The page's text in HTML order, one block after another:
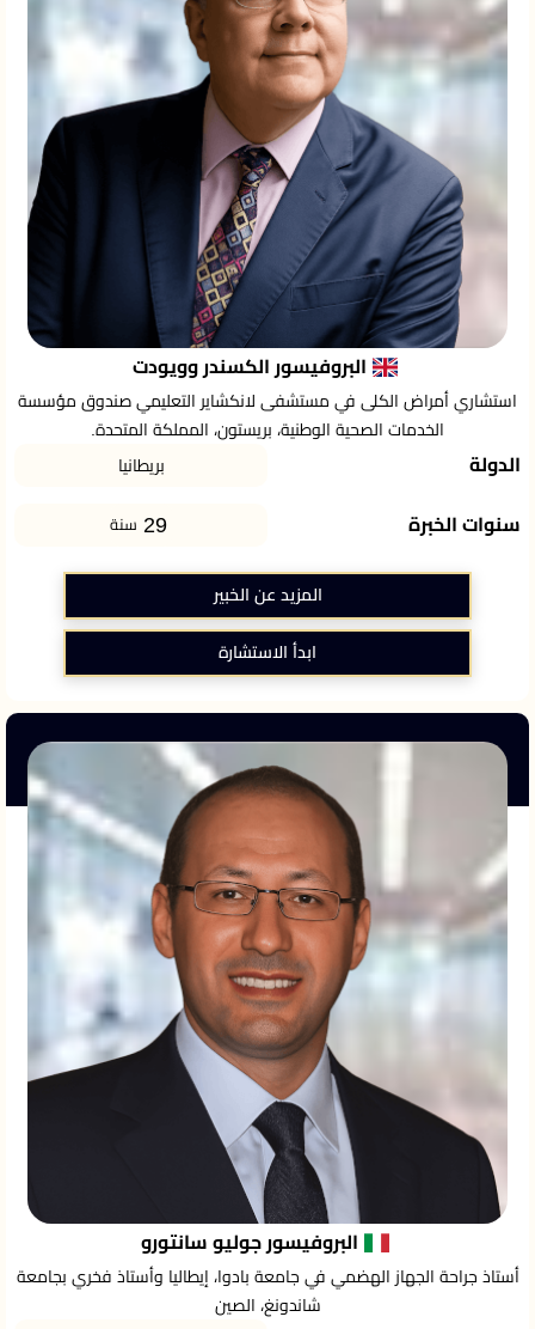
البروفيسور الكسندر وويودت
استشاري أمراض الكلى في مستشفى لانكشاير التعليمي صندوق مؤسسة
الخدمات الصحية الوطنية، بريستون، المملكة المتحدة.
الدولة بريطانيا
سنوات الخبرة 29 سنة
المزيد عن الخبير
ابدأ الاستشارة
البروفيسور جوليو سانتورو
أستاذ جراحة الجهاز الهضمي في جامعة بادوا، إيطاليا وأستاذ فخري بجامعة
شاندونغ، الصين